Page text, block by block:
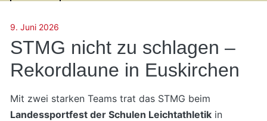
9. Juni 2026
STMG nicht zu schlagen –
Rekordlaune in Euskirchen
Mit zwei starken Teams trat das STMG beim
Landessportfest der Schulen Leichtathletik in